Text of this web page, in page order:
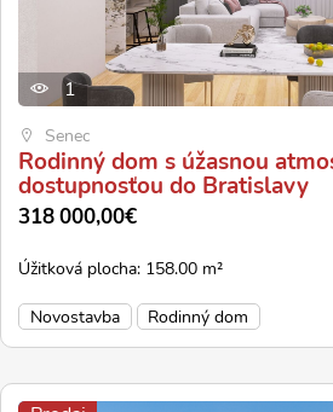
1
Senec
Rodinný dom s úžasnou
dostupnosťou do Bratislavy
318 000,00€
Úžitková plocha: 158.00 m²
Novostavba
Rodinný dom